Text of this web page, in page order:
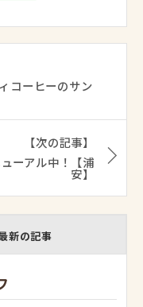
コーヒーのサン
【次の記事】
ーアル中！【浦
安】
新の記事